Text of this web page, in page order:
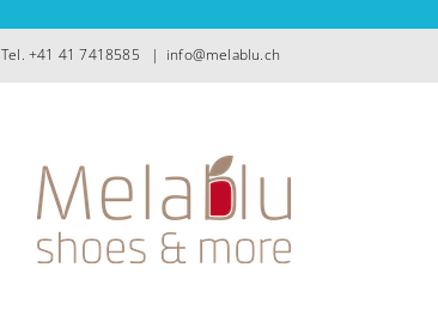
Tel. +41 41 7418585 | info@melablu.ch